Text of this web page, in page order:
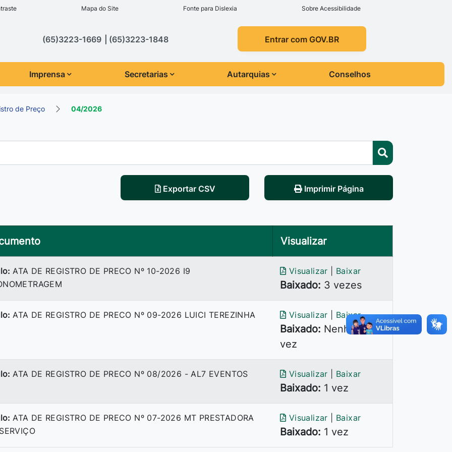
de acessibilidade
Mapa do Site Fonte para Dislexia Sobre Acessibilidade
(65)3223-1669 (65)3223-1848 Entrar com GOV.BR
Imprensa Secretarias Autarquias Conselhos
de Preço 04/2026
Exportar CSV Imprimir Página
Visualizar
ATA DE REGISTRO DE PRECO Nº 10-2026 I9
Visualizar Baixar
Baixado: 3 vezes
ATA DE REGISTRO DE PRECO Nº 09-2026 LUICI TEREZINHA Visualizar Baixar
Baixado: Nenhuma
vez
ATA DE REGISTRO DE PRECO Nº 08/2026 - AL7 EVENTOS Visualizar Baixar
Baixado: 1 vez
ATA DE REGISTRO DE PRECO Nº 07-2026 MT PRESTADORA
Visualizar Baixar
Baixado: 1 vez